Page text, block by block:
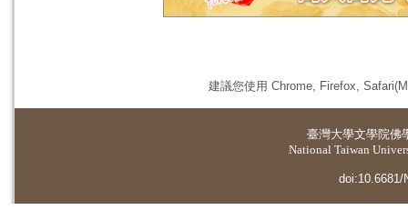
建議您使用 Chrome, Firefox,
臺灣大學文學院佛
National Taiwan
doi:10.6681/